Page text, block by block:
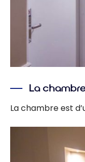
La
La chambre est